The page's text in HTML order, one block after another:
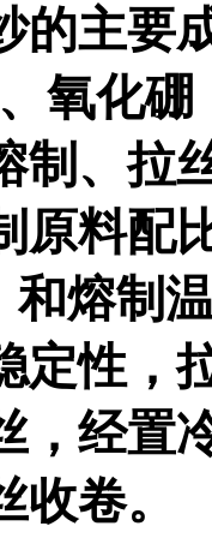
的主要
氧化
制、拉
原料配
和熔制
定性，
，经置
卷。